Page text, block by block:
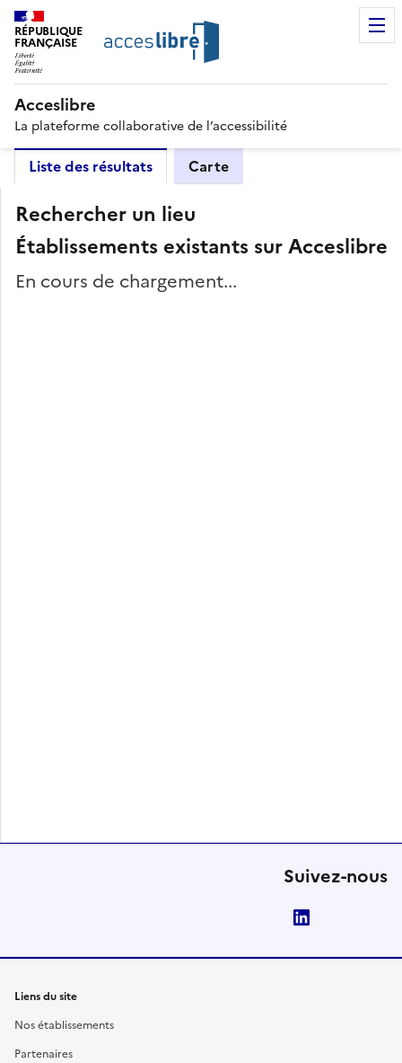
RÉPUBLIQUE
FRANÇAISE
Acceslibre
La plateforme collaborative de l’accessibilité
Liste des résultats Carte
Rechercher un lieu
Établissements existants sur Acceslibre
En cours de chargement...
Suivez-nous
Liens du site
Nos établissements
Partenaires